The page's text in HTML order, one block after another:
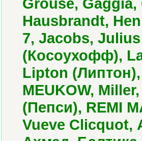
Hausbrandt,
7, Jacobs,
(Косоухофф),
Lipton
MEUKOW,
(Пепси), REMI
Vueve